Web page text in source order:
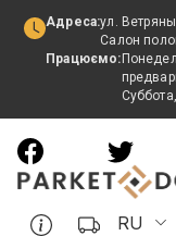
Адреса:ул.
Салон
Працюємо:
RU